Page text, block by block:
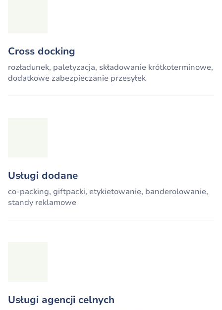
Cross docking
rozładunek, paletyzacja, składowanie krótkoterminowe,
dodatkowe zabezpieczanie przesyłek
Usługi dodane
co-packing, giftpacki, etykietowanie, banderolowanie,
standy reklamowe
Usługi agencji celnych